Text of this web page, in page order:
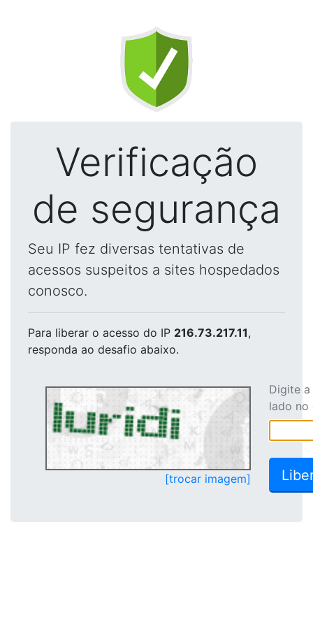
Verificação
de segurança
Seu IP fez diversas tentativas de
acessos suspeitos a sites hospedados
conosco.
Para liberar o acesso do IP 216.73.217.11,
responda ao desafio abaixo.
[trocar imagem]
Digite
lado no